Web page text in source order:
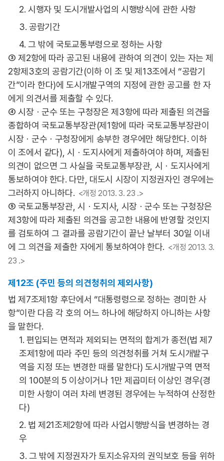
2. 시행자 및 도시개발사업의 시행방식에 관한 사항
3. 공람기간
4. 그 밖에 국토교통부령으로 정하는 사항
③ 제2항에 따라 공고된 내용에 관하여 의견이 있는 자는 제
2항제3호의 공람기간(이하 이 조 및 제13조에서 “공람기
간”이라 한다)에 도시개발구역의 지정에 관한 공고를 한 자
에게 의견서를 제출할 수 있다.
④ 시장ㆍ군수 또는 구청장은 제3항에 따라 제출된 의견을
종합하여 국토교통부장관(제1항에 따라 국토교통부장관이
시장ㆍ군수ㆍ구청장에게 송부한 경우에만 해당한다. 이하
이 조에서 같다), 시ㆍ도지사에게 제출하여야 하며, 제출된
의견이 없으면 그 사실을 국토교통부장관, 시ㆍ도지사에게
통보하여야 한다. 다만, 대도시 시장이 지정권자인 경우에는
그러하지 아니하다. <개정 2013. 3. 23 .>
⑤ 국토교통부장관, 시ㆍ도지사, 시장ㆍ군수 또는 구청장은
제3항에 따라 제출된 의견을 공고한 내용에 반영할 것인지
를 검토하여 그 결과를 공람기간이 끝난 날부터 30일 이내
에 그 의견을 제출한 자에게 통보하여야 한다. <개정 2013. 3.
23 .>
제12조 (주민 등의 의견청취의 제외사항)
법 제7조제1항 후단에서 “대통령령으로 정하는 경미한 사
항”이란 다음 각 호의 어느 하나에 해당하지 아니하는 사항
을 말한다.
1. 편입되는 면적과 제외되는 면적의 합계가 종전(법 제7
조제1항에 따라 주민 등의 의견청취를 거쳐 도시개발구
역을 지정 또는 변경한 때를 말한다) 도시개발구역 면적
의 100분의 5 이상이거나 1만 제곱미터 이상인 경우(경
미한 사항이 여러 차례 변경된 경우에는 누적하여 산정한
다)
2. 법 제21조제2항에 따라 사업시행방식을 변경하는 경
우
3. 그 밖에 지정권자가 토지소유자의 권익보호 등을 위하